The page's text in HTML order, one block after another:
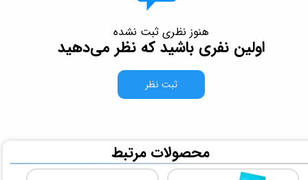
هنوز نظری ثبت نشده
اولین نفری باشید که نظر می‌دهید
ثبت نظر
​محصولات مرتبط